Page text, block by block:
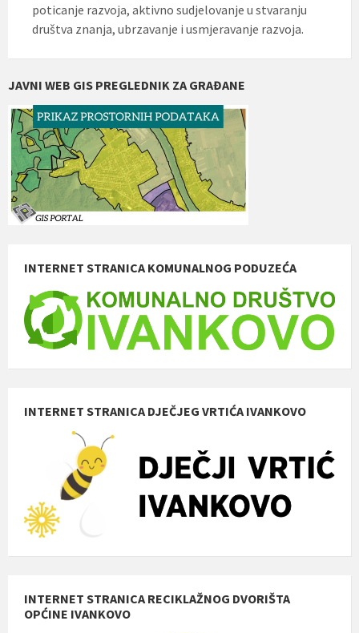
poticanje razvoja, aktivno sudjelovanje u stvaranju
društva znanja, ubrzavanje i usmjeravanje razvoja.
JAVNI WEB GIS PREGLEDNIK ZA GRAĐANE
INTERNET STRANICA KOMUNALNOG PODUZEĆA
INTERNET STRANICA DJEČJEG VRTIĆA IVANKOVO
INTERNET STRANICA RECIKLAŽNOG DVORIŠTA
OPĆINE IVANKOVO